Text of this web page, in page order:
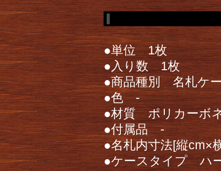
●単位 1枚
●入り数 1枚
●商品種別 名札ケ
●色 -
●材質 ポリカーボ
●付属品 -
●名札内寸法[縦cm×
●ケースタイプ ハ